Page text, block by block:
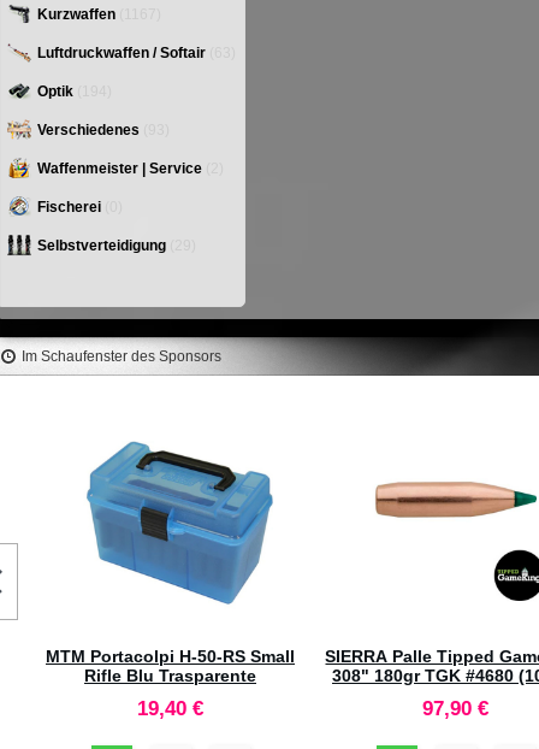
Kurzwaffen
Luftdruckwaffen / Softair
Optik
Verschiedenes
Waffenmeister | Service
Fischerei
Selbstverteidigung
Im Schaufenster des Sponsors
Portacolpi H-50-RS Small
Rifle Blu Trasparente
19,40 €
SIERRA Palle Tipped GameKing
308" 180gr TGK #4680 (100pz)
97,90 €